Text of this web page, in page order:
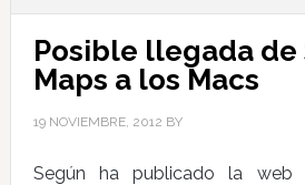
Posible llegada de
Maps a los Macs
19 NOVIEMBRE, 2012 BY
Según ha publicado la web